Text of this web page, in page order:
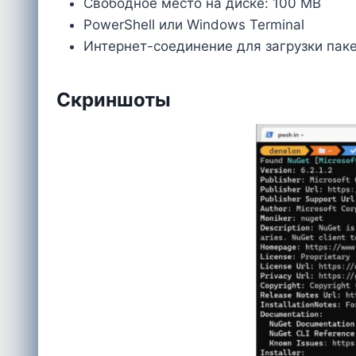
PowerShell или Windows Terminal
Интернет-соединение для загрузки
Скриншоты